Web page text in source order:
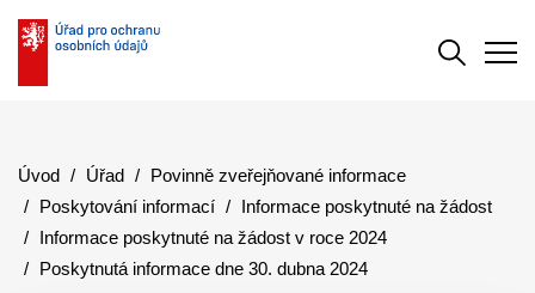
Úvod Úřad
Povinně zveřejňované informace
Poskytování informací
Informace poskytnuté na žádost
Informace poskytnuté na žádost v roce 2024
Poskytnutá informace dne 30. dubna 2024